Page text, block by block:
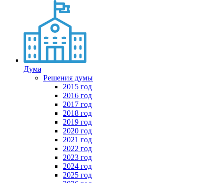
Дума
Решения думы
2015 год
2016 год
2017 год
2018 год
2019 год
2020 год
2021 год
2022 год
2023 год
2024 год
2025 год